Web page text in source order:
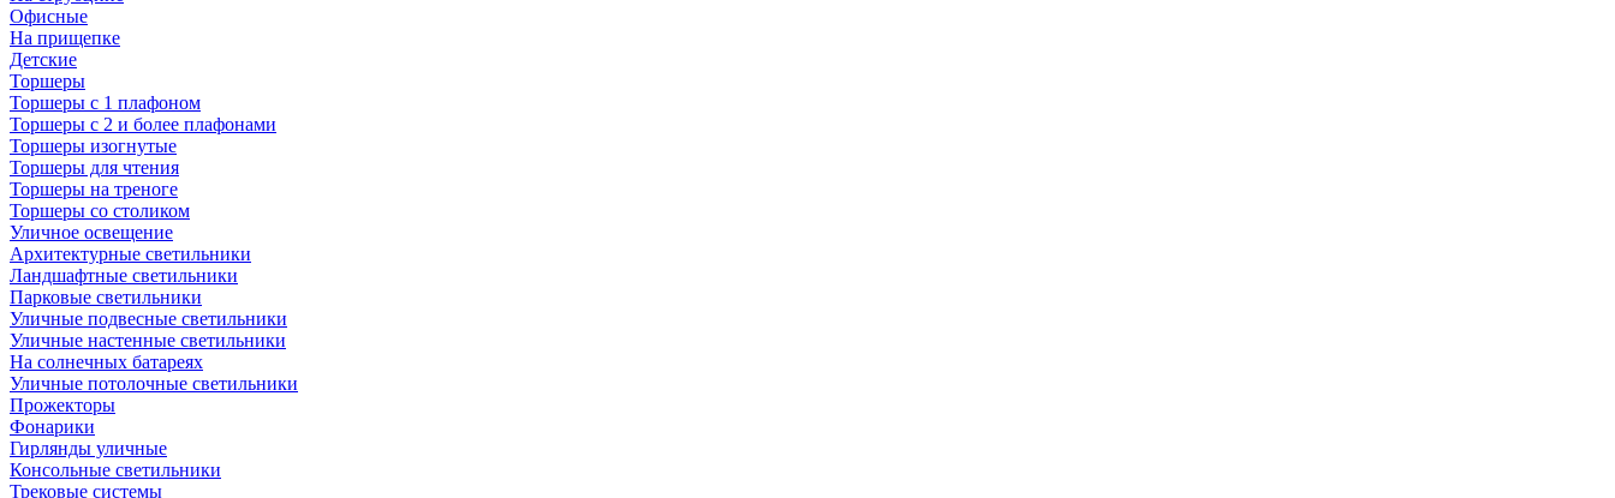
Офисные
На прищепке
Детские
Торшеры
Торшеры с 1 плафоном
Торшеры с 2 и более плафонами
Торшеры изогнутые
Торшеры для чтения
Торшеры на треноге
Торшеры со столиком
Уличное освещение
Архитектурные светильники
Ландшафтные светильники
Парковые светильники
Уличные подвесные светильники
Уличные настенные светильники
На солнечных батареях
Уличные потолочные светильники
Прожекторы
Фонарики
Гирлянды уличные
Консольные светильники
Трековые системы